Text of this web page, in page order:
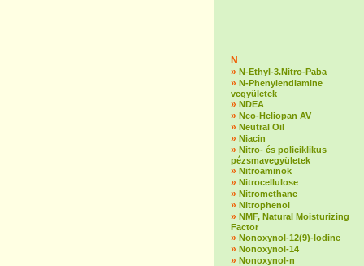
N
» N-Ethyl-3.Nitro-Paba
» N-Phenylendiamine
vegyületek
» NDEA
» Neo-Heliopan AV
» Neutral Oil
» Niacin
» Nitro- és policiklikus
pézsmavegyületek
» Nitroaminok
» Nitrocellulose
» Nitromethane
» Nitrophenol
» NMF, Natural Moisturizing
Factor
» Nonoxynol-12(9)-lodine
» Nonoxynol-14
» Nonoxynol-n